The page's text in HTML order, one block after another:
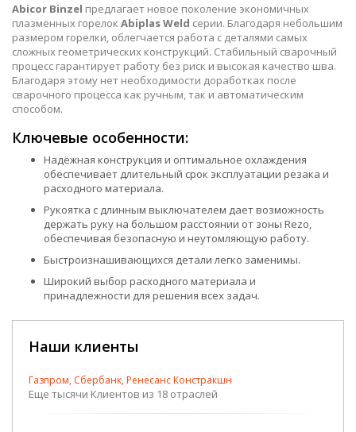
Abicor Binzel предлагает новое поколение экономичных
плазменных горелок Abiplas Weld серии. Благодаря небольшим
размером горелки, облегчается работа с деталями самых
сложных геометрических конструкций. Стабильный сварочный
процесс гарантирует работу без риск и высокая качество шва.
Благодаря этому нет необходимости доработках после
сварочного процесса как ручным, так и автоматическим
способом.
Ключевые особенности:
Надёжная конструкция и оптимальное охлаждения
обеспечивает длительный срок эксплуатации резака и
расходного материала.
Рукоятка с длинным выключателем дает возможность
держать руку на большом расстоянии от зоны Rezo,
обеспечивая безопасную и неутомляющую работу.
Быстроизнашивающихся детали легко заменимы.
Широкий выбор расходного материала и
принадлежности для решения всех задач.
Наши клиенты
Газпром, Сбербанк, Ренесанс Констракшн
Еще тысячи Клиентов из 18 отраслей